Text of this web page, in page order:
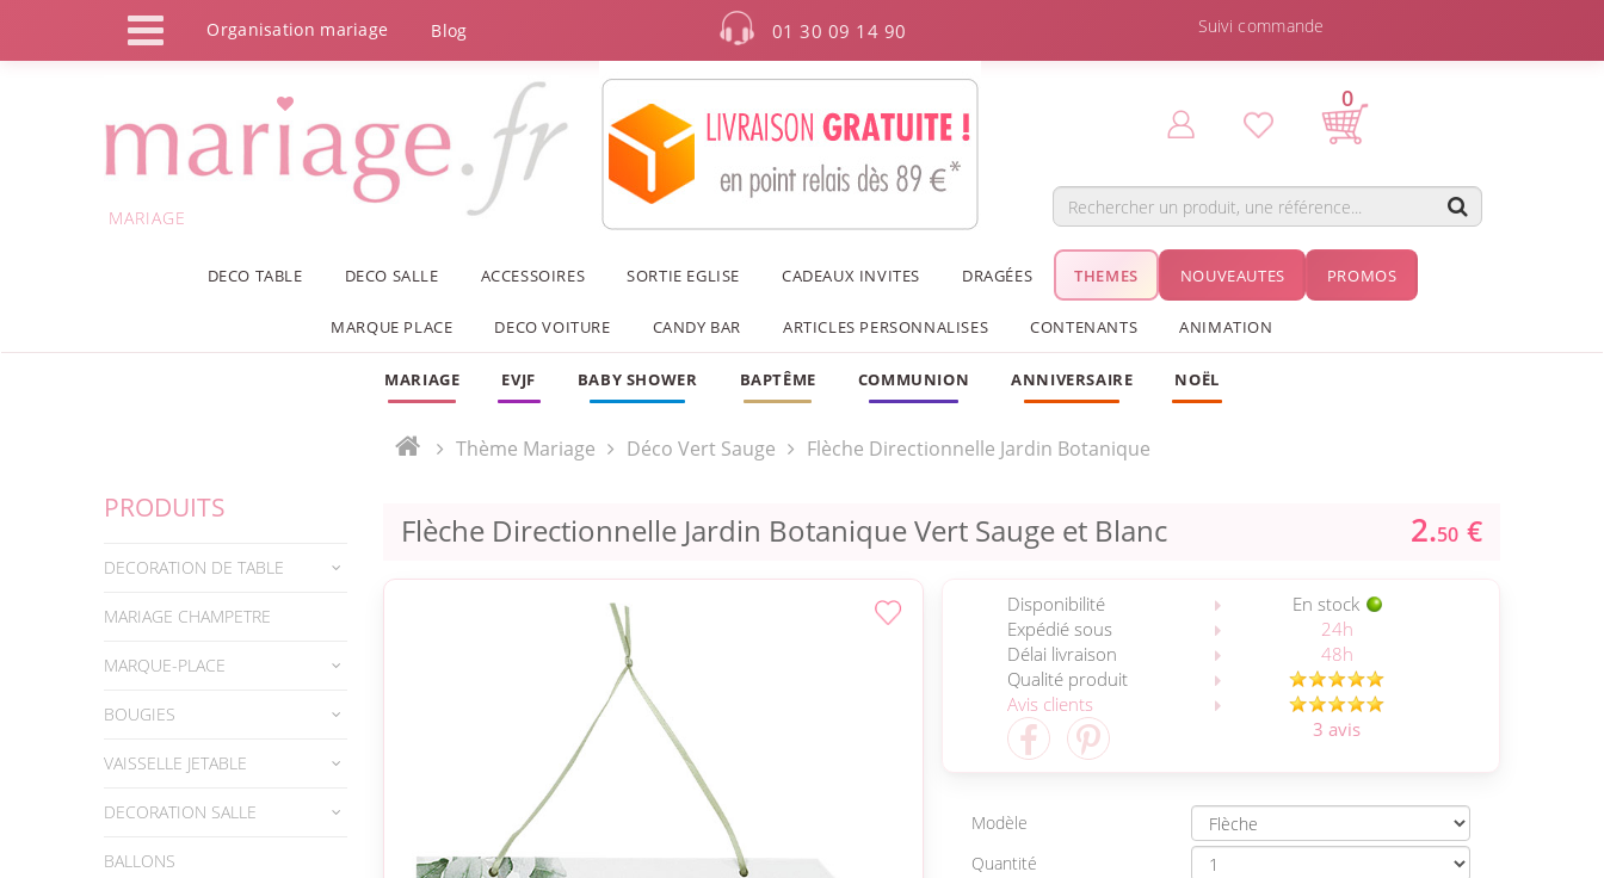
Organisation mariage Blog 01 30 09 14 90 Suivi commande
MARIAGE
0
DECO TABLE DECO SALLE ACCESSOIRES SORTIE EGLISE CADEAUX INVITES DRAGÉES THEMES NOUVEAUTES PROMOS
MARQUE PLACE DECO VOITURE CANDY BAR ARTICLES PERSONNALISES CONTENANTS ANIMATION
MARIAGE EVJF BABY SHOWER BAPTÊME COMMUNION ANNIVERSAIRE NOËL
PRODUITS
DECORATION DE TABLE
MARIAGE CHAMPETRE
MARQUE-PLACE
BOUGIES
VAISSELLE JETABLE
DECORATION SALLE
BALLONS
Thème Mariage Déco Vert Sauge Flèche Directionnelle Jardin Botanique
Flèche Directionnelle Jardin Botanique Vert Sauge et Blanc 2.50 €
Disponibilité
En stock
Expédié sous
24h
Délai livraison
48h
Qualité produit
Avis clients
3 avis
Modèle
Quantité
Panneau de gestion des cookies